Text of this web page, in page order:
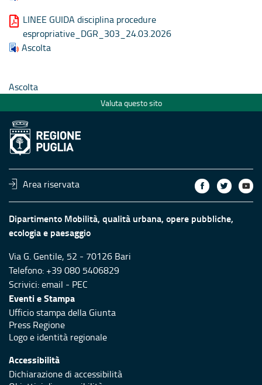
LINEE GUIDA disciplina procedure
espropriative_DGR_303_24.03.2026
Ascolta
Ascolta
Valuta questo sito
Area riservata
Dipartimento Mobilità, qualità urbana, opere pubbliche,
ecologia e paesaggio
Via G. Gentile, 52 - 70126 Bari
Telefono: +39 080 5406829
Scrivici:email - PEC
Eventi e Stampa
Ufficio stampa della Giunta
Press Regione
Logo e identità regionale
Accessibilità
Dichiarazione di accessibilità